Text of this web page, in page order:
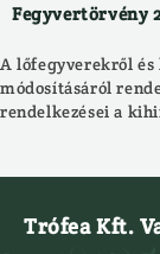
Fegyvertörvény
A lőfegyverekről és
módosításáról
rendelkezései a
Trófea Kft.